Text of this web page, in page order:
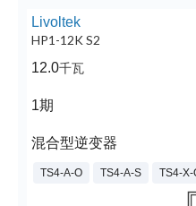
Livoltek
HP1-12K S2
12.0千瓦
1期
混合型逆变器
TS4-A-O TS4-A-S TS4-X-